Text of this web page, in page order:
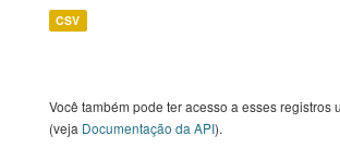
CSV
Você também pode ter acesso a esses registros
(veja Documentação da API).